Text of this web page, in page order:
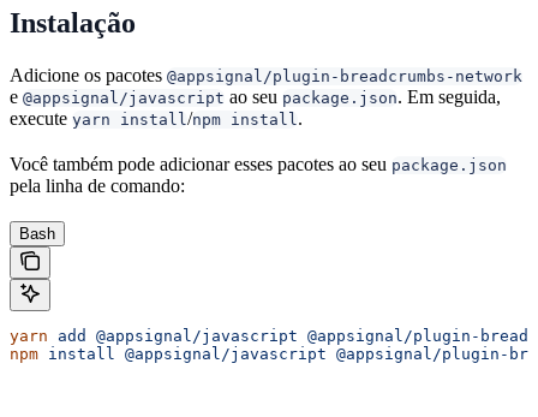
Instalação
Adicione os pacotes @appsignal/plugin-breadcrumbs-network
e @appsignal/javascript ao seu package.json. Em seguida,
execute yarn install /npm install .
Você também pode adicionar esses pacotes ao seu package.json
pela linha de comando:
Bash
yarn add @appsignal/javascript @appsignal/plugin-
npm install @appsignal/javascript @appsignal/plugin-